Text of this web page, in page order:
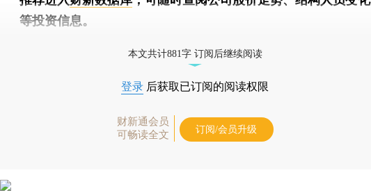
等投资信息。
本文共计881字 订阅后继续阅读
登录 后获取已订阅的阅读权限
财新通会员
可畅读全文
订阅/会员升级